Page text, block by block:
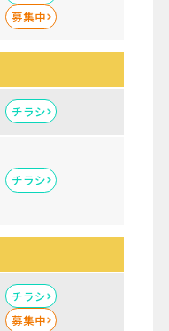
募集中
チラシ
チラシ
チラシ
募集中